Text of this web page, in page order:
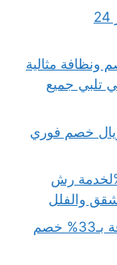
كهربائي منازل بالرياض..ممتاز على مدار 24
بالرياض بـ45%خصم ونظافة مثالية
تلبي جميع
تنظيف مجالس بالرياض بـ 200 ريال خصم فوري
مبيدات بالرياض ضمان100%لخدمة رش
شركة تنظيف بعفيف أعلى معايير النظافة بـ33% خصم